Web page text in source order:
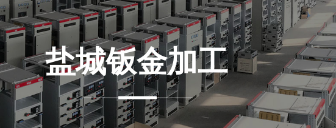
盐城钣金加工